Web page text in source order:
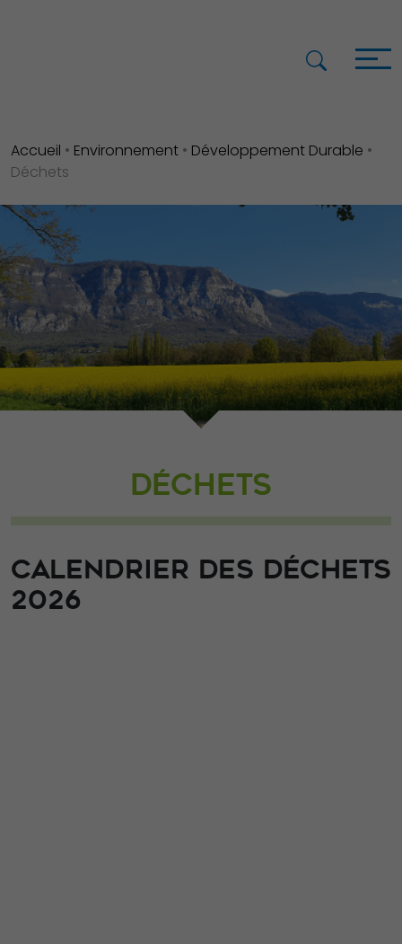
Accueil • Environnement • Développement Durable •
Déchets
DÉCHETS
CALENDRIER DES DÉCHETS
2026